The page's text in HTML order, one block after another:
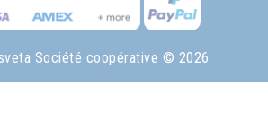
Société coopérative © 2026